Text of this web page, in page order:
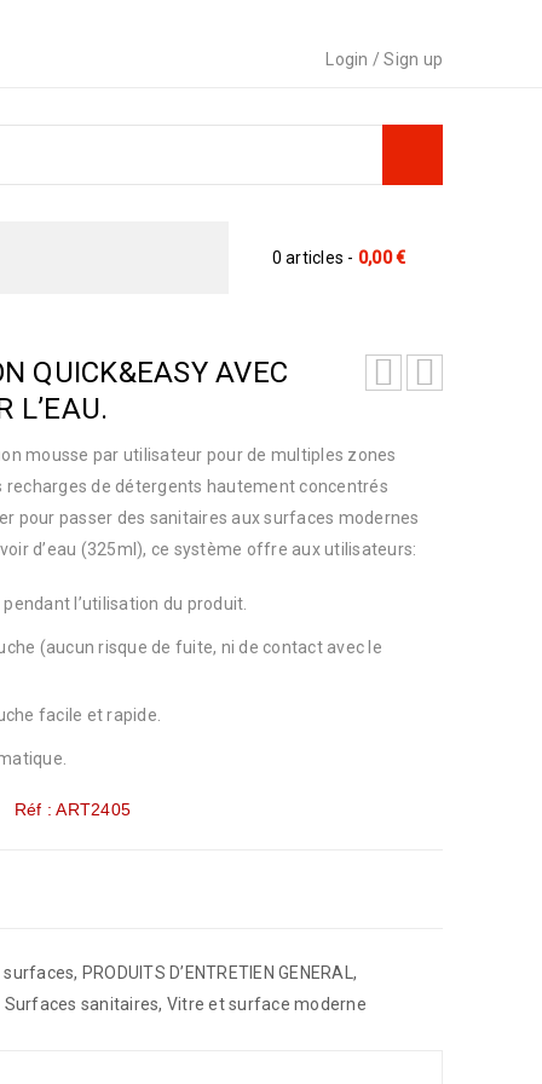
Login /Sign up
0 articles - 0,00€
QUICK&EASY AVEC
L’EAU.
mousse par utilisateur pour de multiples zones
recharges de détergents hautement concentrés
pour passer des sanitaires aux surfaces modernes
d’eau (325ml), ce système offre aux utilisateurs:
l’utilisation du produit.
(aucun risque de fuite, ni de contact avec le
facile et rapide.
Réf : ART2405
surfaces, PRODUITS D’ENTRETIEN GENERAL ,
Surfaces sanitaires, Vitre et surface moderne